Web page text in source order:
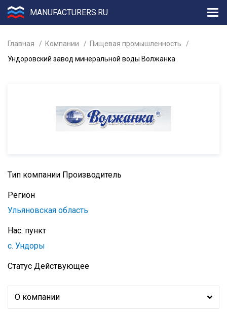
MANUFACTURERS.RU
Главная Компании
Пищевая промышленность
Ундоровский завод минеральной воды Волжанка
Тип компании Производитель
Регион
Ульяновская область
Нас. пункт
с. Ундоры
Статус Действующее
О компании